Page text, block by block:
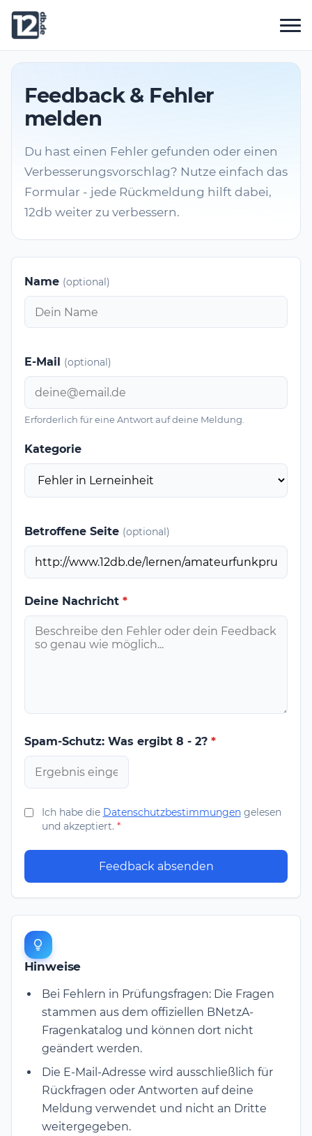
Feedback & Fehler
melden
Du hast einen Fehler gefunden oder einen
Verbesserungsvorschlag? Nutze einfach das
Formular - jede Rückmeldung hilft dabei,
12db weiter zu verbessern.
Name (optional)
E-Mail (optional)
Erforderlich für eine Antwort auf deine Meldung.
Kategorie
Betroffene Seite (optional)
Deine Nachricht *
Spam-Schutz: Was ergibt 8 - 2? *
Ich habe die Datenschutzbestimmungengelesen
und akzeptiert. *
Feedback absenden
Hinweise
Bei Fehlern in Prüfungsfragen: Die Fragen
stammen aus dem offiziellen BNetzA-
Fragenkatalog und können dort nicht
geändert werden.
Die E-Mail-Adresse wird ausschließlich für
Rückfragen oder Antworten auf deine
Meldung verwendet und nicht an Dritte
weitergegeben.